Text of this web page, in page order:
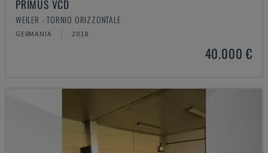
PRIMUS VCD
WEILER - TORNIO ORIZZONTALE
GERMANIA 2018
40.000 €